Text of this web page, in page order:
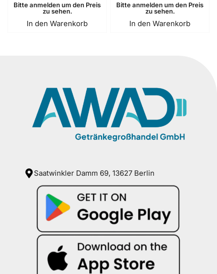
Bitte anmelden um den Preis
zu sehen.
In den Warenkorb
Bitte anmelden um den Preis
zu sehen.
In den Warenkorb
Saatwinkler Damm 69, 13627 Berlin